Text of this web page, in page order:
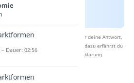
Nach Beantwortung speichern wir deine Antwort,
um Studyflix zu verbessern. Mehr dazu erfährst du
Datenschutzerklärung.
– Dauer: 02:56